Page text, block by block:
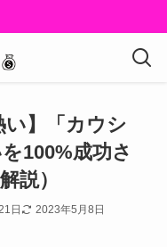
い】「カウシ
100%成功さ
説）
日 2023年5月8日